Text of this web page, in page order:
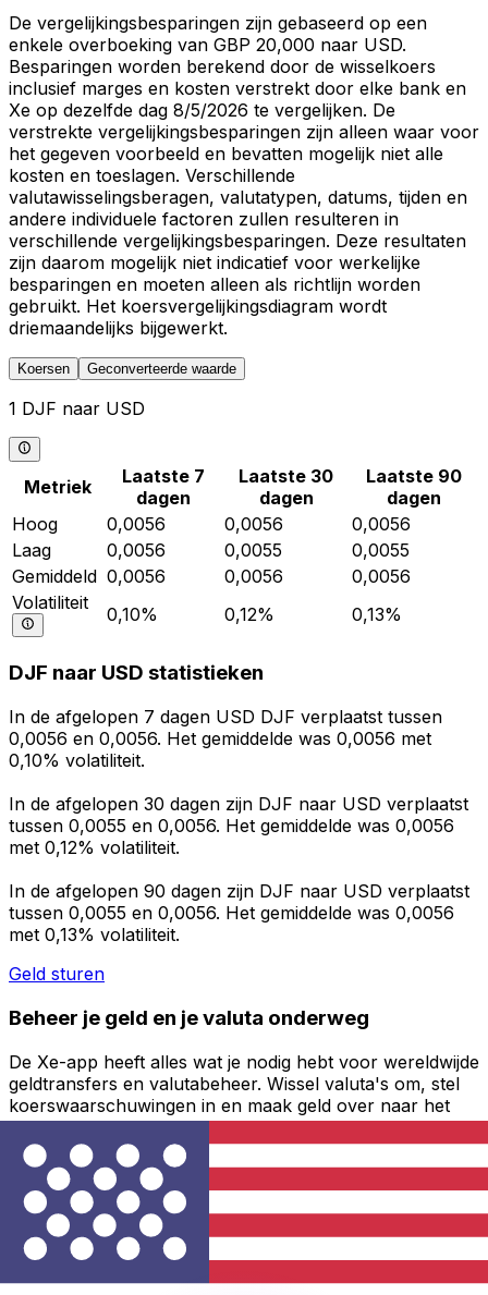
De vergelijkingsbesparingen zijn gebaseerd op een
enkele overboeking van GBP 20,000 naar USD.
Besparingen worden berekend door de wisselkoers
inclusief marges en kosten verstrekt door elke bank en
Xe op dezelfde dag 8/5/2026 te vergelijken. De
verstrekte vergelijkingsbesparingen zijn alleen waar voor
het gegeven voorbeeld en bevatten mogelijk niet alle
kosten en toeslagen. Verschillende
valutawisselingsberagen, valutatypen, datums, tijden en
andere individuele factoren zullen resulteren in
verschillende vergelijkingsbesparingen. Deze resultaten
zijn daarom mogelijk niet indicatief voor werkelijke
besparingen en moeten alleen als richtlijn worden
gebruikt. Het koersvergelijkingsdiagram wordt
driemaandelijks bijgewerkt.
Koersen Geconverteerde waarde
1 DJF naar USD
Metriek
Laatste 7
dagen
Laatste 30
dagen
Laatste 90
dagen
Hoog
0,0056 0,0056
0,0056
Laag
0,0056 0,0055
0,0055
Gemiddeld 0,0056 0,0056
0,0056
Volatiliteit
0,10% 0,12% 0,13%
DJF naar USD statistieken
In de afgelopen 7 dagen USD DJF verplaatst tussen
0,0056 en 0,0056. Het gemiddelde was 0,0056 met
0,10% volatiliteit.
In de afgelopen 30 dagen zijn DJF naar USD verplaatst
tussen 0,0055 en 0,0056. Het gemiddelde was 0,0056
met 0,12% volatiliteit.
In de afgelopen 90 dagen zijn DJF naar USD verplaatst
tussen 0,0055 en 0,0056. Het gemiddelde was 0,0056
met 0,13% volatiliteit.
Geld sturen
Beheer je geld en je valuta onderweg
De Xe-app heeft alles wat je nodig hebt voor wereldwijde
geldtransfers en valutabeheer. Wissel valuta's om, stel
koerswaarschuwingen in en maak geld over naar het
buitenland zonder verborgen kosten. Download
vandaag nog!